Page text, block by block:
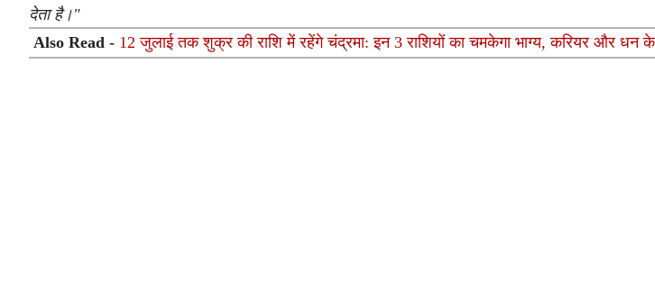
देता है।"
Also Read - 12 जुलाई तक शुक्र की राशि में रहेंगे चंद्रमा: इन 3 राशियों का चमकेगा भाग्य, करियर और धन